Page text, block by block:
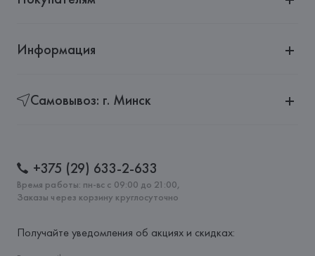
Информация
Самовывоз: г. Минск
+375 (29) 633-2-633
Время работы: пн-вс с 09:00 до 21:00,
Заказы через корзину круглосуточно
Получайте уведомления об акциях и скидках: